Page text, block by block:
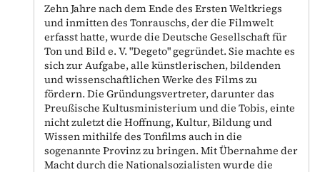
Zehn Jahre nach dem Ende des Ersten Weltkriegs
und inmitten des Tonrauschs, der die Filmwelt
erfasst hatte, wurde die Deutsche Gesellschaft für
Ton und Bild e. V. "Degeto" gegründet. Sie machte es
sich zur Aufgabe, alle künstlerischen, bildenden
und wissenschaftlichen Werke des Films zu
fördern. Die Gründungsvertreter, darunter das
Preußische Kultusministerium und die Tobis, einte
nicht zuletzt die Hoffnung, Kultur, Bildung und
Wissen mithilfe des Tonfilms auch in die
sogenannte Provinz zu bringen. Mit Übernahme der
Macht durch die Nationalsozialisten wurde die